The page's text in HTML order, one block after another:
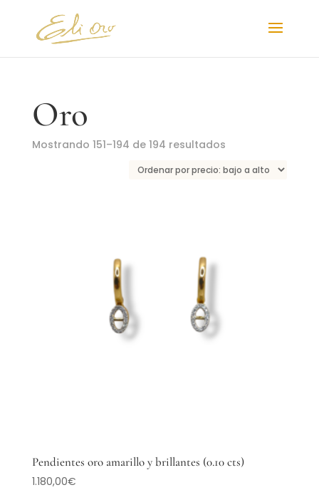
Oro
Mostrando 151–194 de 194 resultadosOrdenado
precio:
bajo
Pendientes oro amarillo y brillantes (0.10 cts)
1.180,00€